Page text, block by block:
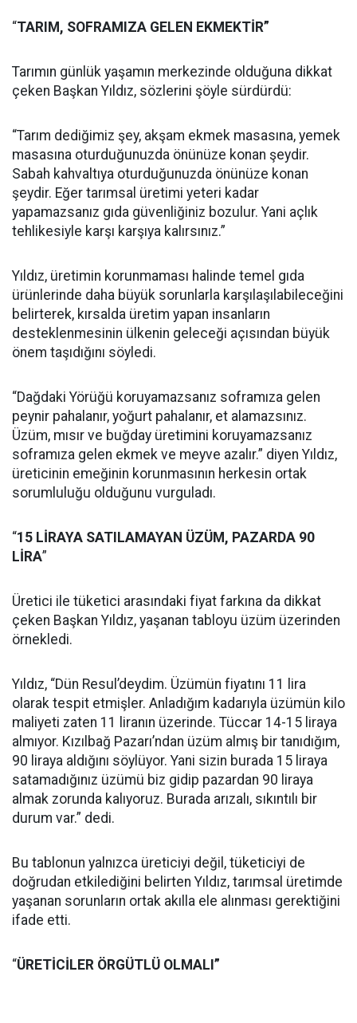
“TARIM, SOFRAMIZA GELEN EKMEKTİR”
Tarımın günlük yaşamın merkezinde olduğuna dikkat
çeken Başkan Yıldız, sözlerini şöyle sürdürdü:
“Tarım dediğimiz şey, akşam ekmek masasına, yemek
masasına oturduğunuzda önünüze konan şeydir.
Sabah kahvaltıya oturduğunuzda önünüze konan
şeydir. Eğer tarımsal üretimi yeteri kadar
yapamazsanız gıda güvenliğiniz bozulur. Yani açlık
tehlikesiyle karşı karşıya kalırsınız.”
Yıldız, üretimin korunmaması halinde temel gıda
ürünlerinde daha büyük sorunlarla karşılaşılabileceğini
belirterek, kırsalda üretim yapan insanların
desteklenmesinin ülkenin geleceği açısından büyük
önem taşıdığını söyledi.
“Dağdaki Yörüğü koruyamazsanız soframıza gelen
peynir pahalanır, yoğurt pahalanır, et alamazsınız.
Üzüm, mısır ve buğday üretimini koruyamazsanız
soframıza gelen ekmek ve meyve azalır.” diyen Yıldız,
üreticinin emeğinin korunmasının herkesin ortak
sorumluluğu olduğunu vurguladı.
“15 LİRAYA SATILAMAYAN ÜZÜM, PAZARDA 90
LİRA”
Üretici ile tüketici arasındaki fiyat farkına da dikkat
çeken Başkan Yıldız, yaşanan tabloyu üzüm üzerinden
örnekledi.
Yıldız, “Dün Resul’deydim. Üzümün fiyatını 11 lira
olarak tespit etmişler. Anladığım kadarıyla üzümün kilo
maliyeti zaten 11 liranın üzerinde. Tüccar 14-15 liraya
almıyor. Kızılbağ Pazarı’ndan üzüm almış bir tanıdığım,
90 liraya aldığını söylüyor. Yani sizin burada 15 liraya
satamadığınız üzümü biz gidip pazardan 90 liraya
almak zorunda kalıyoruz. Burada arızalı, sıkıntılı bir
durum var.” dedi.
Bu tablonun yalnızca üreticiyi değil, tüketiciyi de
doğrudan etkilediğini belirten Yıldız, tarımsal üretimde
yaşanan sorunların ortak akılla ele alınması gerektiğini
ifade etti.
“ÜRETİCİLER ÖRGÜTLÜ OLMALI”